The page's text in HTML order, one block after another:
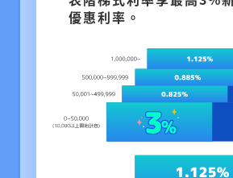
優惠利率。